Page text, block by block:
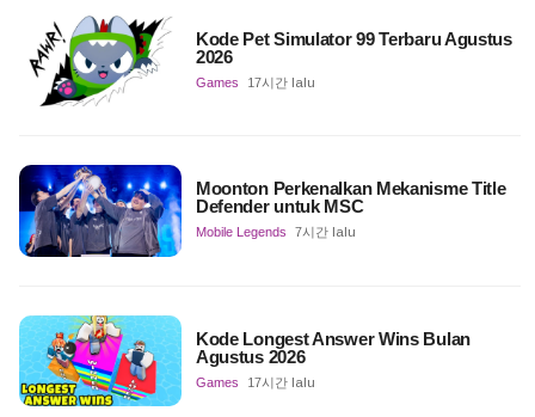
Kode Pet Simulator 99 Terbaru Agustus
2026
Games 17시간 lalu
Moonton Perkenalkan Mekanisme Title
Defender untuk MSC
Mobile Legends 7시간 lalu
Kode Longest Answer Wins Bulan
Agustus 2026
Games 17시간 lalu